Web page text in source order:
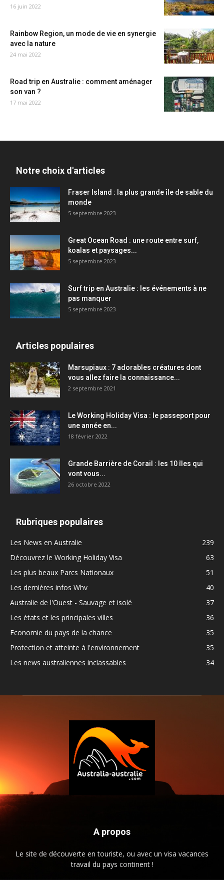
16 juin 2022
Rainbow Region, un mode de vie en synergie
avec la nature
24 mai 2022
Road trip en Australie : comment aménager
son van ?
17 mai 2022
Notre choix d'articles
Fraser Island : la plus grande île de sable du
monde
5 septembre 2023
Great Ocean Road : une route entre surf,
koalas et paysages...
5 septembre 2023
Surf trip en Australie : les événements à ne
pas manquer
5 septembre 2023
Articles populaires
Marsupiaux : 7 adorables créatures dont
vous allez faire la connaissance...
2 septembre 2021
Le Working Holiday Visa : le passeport pour
une année en...
18 février 2022
Grande Barrière de Corail : les 10 îles qui
vont vous...
26 octobre 2022
Rubriques populaires
Les News en Australie
239
Découvrez le Working Holiday Visa
63
Les plus beaux Parcs Nationaux
51
Les dernières infos Whv
40
Australie de l'Ouest - Sauvage et isolé
37
Les états et les principales villes
36
Economie du pays de la chance
35
Protection et atteinte à l'environnement
35
Les news australiennes inclassables
34
A propos
Le site de découverte en touriste, ou avec un visa vacances
travail du pays continent !